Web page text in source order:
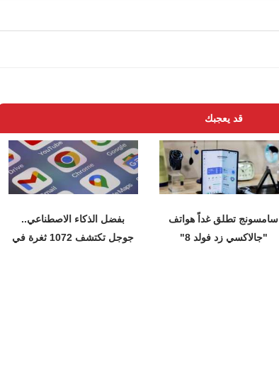
قد يعجبك
سامسونج تطلق غداً هواتف
"جالاكسي زد فولد 8"
بفضل الذكاء الاصطناعي..
جوجل تكتشف 1072 ثغرة في